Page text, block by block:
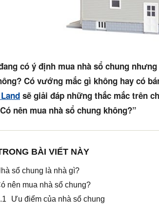
có ý định mua nhà sổ chung
Có vướng mắc gì không hay có
sẽ giải đáp những thắc mắc trên
nên mua nhà sổ chung không?”
BÀI VIẾT NÀY
sổ chung là nhà gì?
nên mua nhà sổ chung?
Ưu điểm của nhà sổ chung